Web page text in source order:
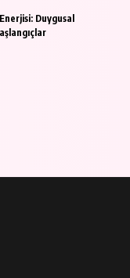
Duygusal